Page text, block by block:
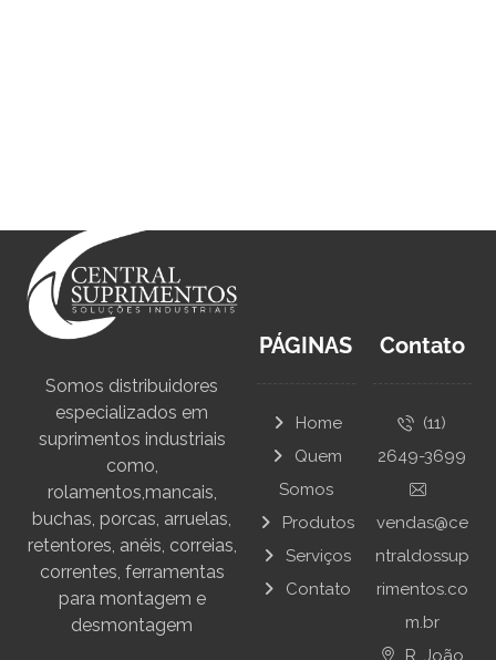
Somos distribuidores
especializados em
suprimentos industriais
como,
rolamentos,mancais,
buchas, porcas, arruelas,
retentores, anéis, correias,
correntes, ferramentas
para montagem e
desmontagem
PÁGINAS
Home
Quem
Somos
Produtos
Serviços
Contato
Contato
(11)
2649-3699
vendas@ce
ntraldossup
rimentos.co
m.br
R. João